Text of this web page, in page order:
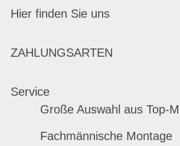
Hier finden Sie uns
ZAHLUNGSARTEN
Service
Große Auswahl aus Top-
Fachmännische Montage